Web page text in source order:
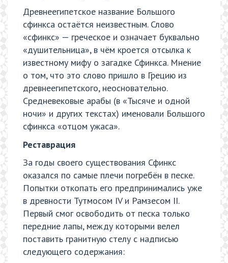
Древнеегипетское название Большого
сфинкса остаётся неизвестным. Слово
«сфинкс» — греческое и означает буквально
«душительница», в чём кроется отсылка к
известному мифу о загадке Сфинкса. Мнение
о том, что это слово пришло в Грецию из
древнеегипетского, неосновательно.
Средневековые арабы (в «Тысяче и одной
ночи» и других текстах) именовали Большого
сфинкса «отцом ужаса».
Реставрация
За годы своего существования Сфинкс
оказался по самые плечи погребён в песке.
Попытки откопать его предпринимались уже
в древности Тутмосом IV и Рамзесом II.
Первый смог освободить от песка только
передние лапы, между которыми велел
поставить гранитную стелу с надписью
следующего содержания: